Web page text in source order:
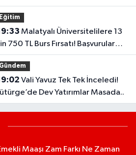
Katıldı..
Eğitim
750 TL Burs Fırsatı! Başvurular
Gündem
Dev Yatırımlar Masada..
Maaşı Zam Farkı Ne Zaman